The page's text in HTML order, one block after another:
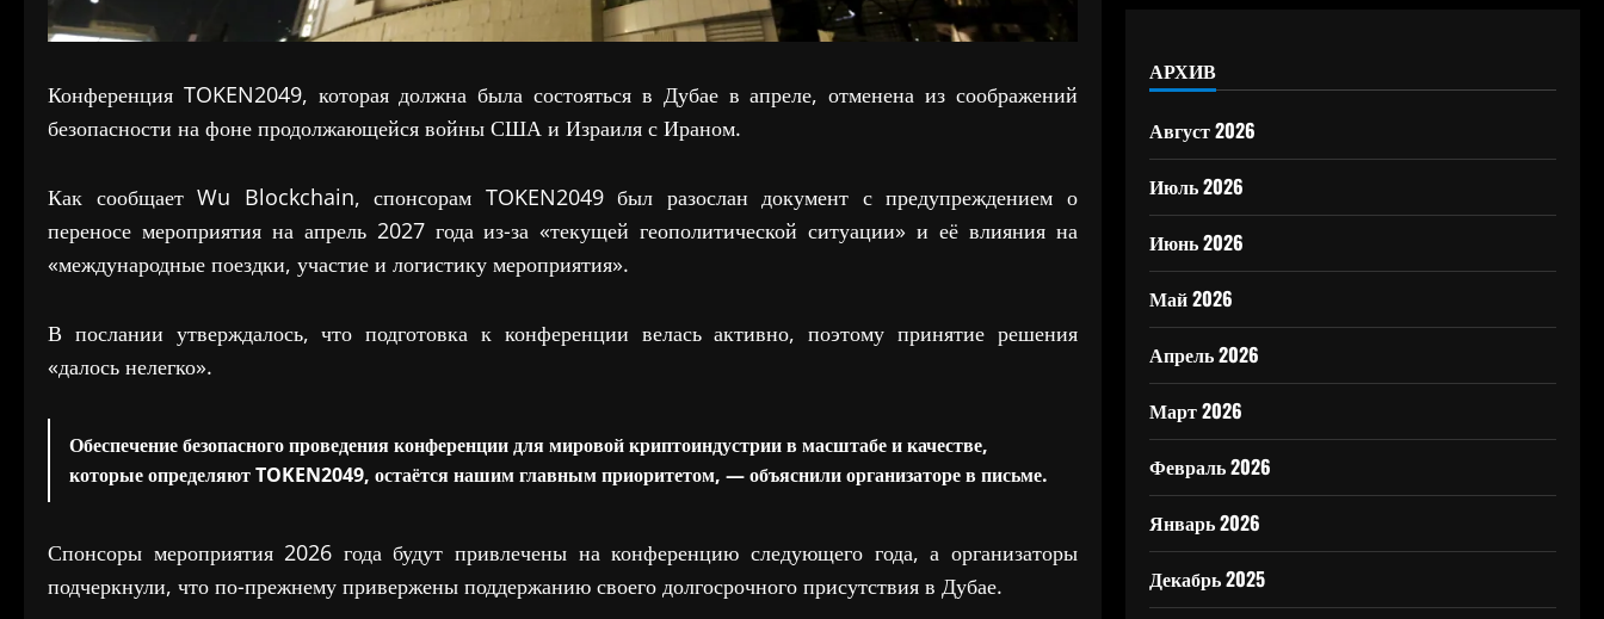
Конференция TOKEN2049, которая должна была состояться в Дубае в апреле, отменена из соображений
безопасности на фоне продолжающейся войны США и Израиля с Ираном.
Как сообщает Wu Blockchain, спонсорам TOKEN2049 был разослан документ с предупреждением о
переносе мероприятия на апрель 2027 года из-за «текущей геополитической ситуации» и её влияния на
«международные поездки, участие и логистику мероприятия».
В послании утверждалось, что подготовка к конференции велась активно, поэтому принятие решения
«далось нелегко».
Обеспечение безопасного проведения конференции для мировой криптоиндустрии в масштабе и качестве,
которые определяют TOKEN2049, остаётся нашим главным приоритетом, — объяснили организаторе в письме.
Спонсоры мероприятия 2026 года будут привлечены на конференцию следующего года, а организаторы
подчеркнули, что по-прежнему привержены поддержанию своего долгосрочного присутствия в Дубае.
АРХИВ
Август 2026
Июль 2026
Июнь 2026
Май 2026
Апрель 2026
Март 2026
Февраль 2026
Январь 2026
Декабрь 2025